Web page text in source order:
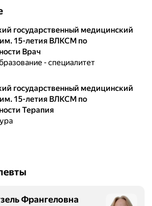
им. 15-летия ВЛКСМ по
Врач
- специалитет
им. 15-летия ВЛКСМ по
Терапия
Франгеловна